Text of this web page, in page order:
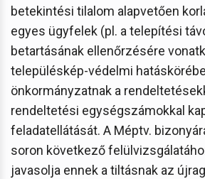
betekintési tilalom alapvetően
egyes ügyfelek (pl. a telepítési
betartásának ellenőrzésére
településkép-védelmi
önkormányzatnak a
rendeltetési egységszámokkal
feladatellátását. A Méptv.
soron következő
javasolja ennek a tiltásnak az